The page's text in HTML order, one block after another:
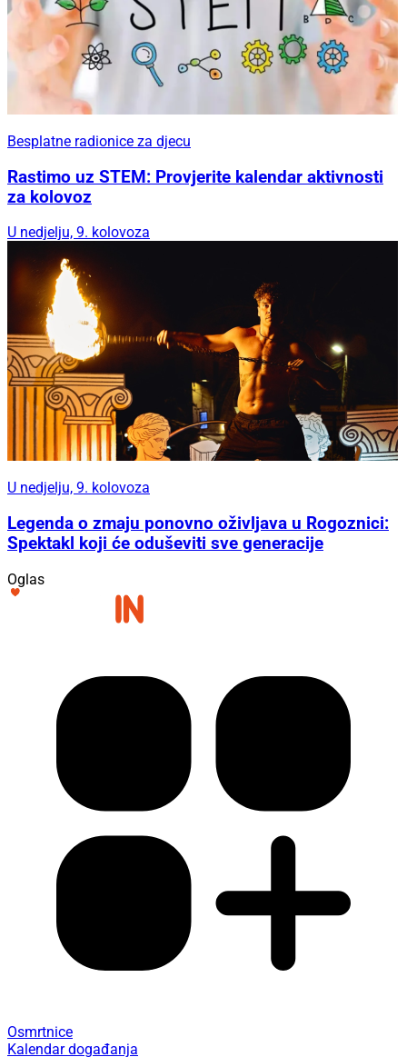
Besplatne radionice za djecu
Rastimo uz STEM: Provjerite kalendar aktivnosti
za kolovoz
U nedjelju, 9. kolovoza
U nedjelju, 9. kolovoza
Legenda o zmaju ponovno oživljava u Rogoznici:
Spektakl koji će oduševiti sve generacije
Oglas
Osmrtnice
Kalendar događanja